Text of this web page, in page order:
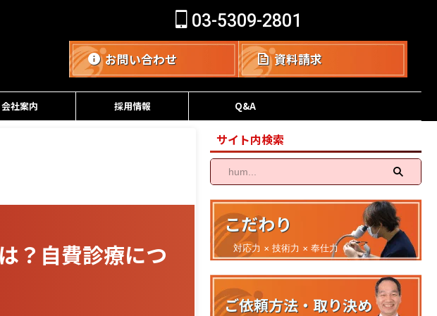
03-5309-2801
お問い合わせ 資料請求
会社案内 採用情報 Q&A
？自費診療につ
サイト内検索
こだわり
対応力 × 技術力 × 奉仕力
ご依頼方法・取り決め